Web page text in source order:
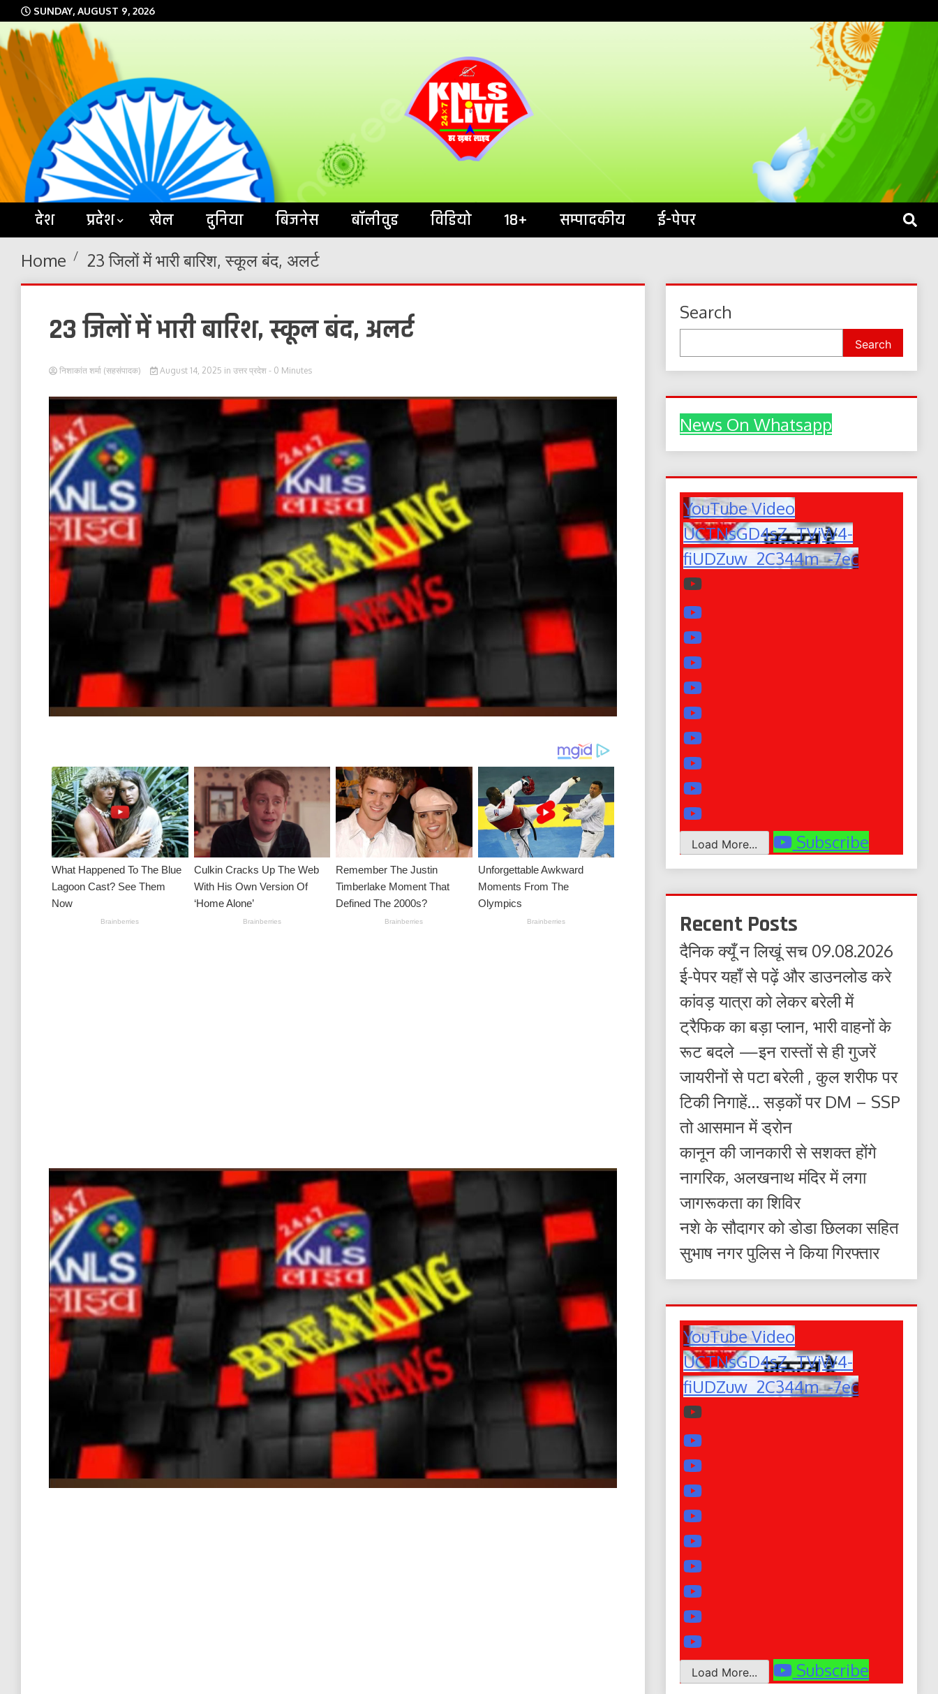
Skip
to
content
SUNDAY, AUGUST 9, 2026
KNLS LIVE
देश प्रदेश खेल दुनिया बिजनेस बॉलीवुड विडियो 18+ सम्पादकीय ई-पेपर
Home 23 जिलों में भारी बारिश, स्कूल बंद, अलर्ट
23 जिलों में भारी बारिश, स्कूल बंद, अलर्ट
निशाकांत शर्मा (सहसंपादक) August 14, 2025 in उत्तर प्रदेश - 0 Minutes
Search
Search
News On Whatsapp
YouTube Video
UCTNsGD4sZ_TVjW4-
fiUDZuw_2C344m_-7ec
Load More... Subscribe
Recent Posts
दैनिक क्यूँ न लिखूं सच 09.08.2026
ई-पेपर यहाँ से पढ़ें और डाउनलोड करे
कांवड़ यात्रा को लेकर बरेली में
ट्रैफिक का बड़ा प्लान, भारी वाहनों के
रूट बदले —इन रास्तों से ही गुजरें
जायरीनों से पटा बरेली , कुल शरीफ पर
टिकी निगाहें… सड़कों पर DM – SSP
तो आसमान में ड्रोन
कानून की जानकारी से सशक्त होंगे
नागरिक, अलखनाथ मंदिर में लगा
जागरूकता का शिविर
नशे के सौदागर को डोडा छिलका सहित
सुभाष नगर पुलिस ने किया गिरफ्तार
YouTube Video
UCTNsGD4sZ_TVjW4-
fiUDZuw_2C344m_-7ec
Load More... Subscribe